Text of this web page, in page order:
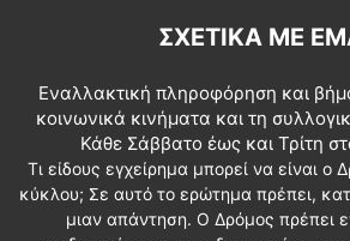
ΣΧΕΤΙΚΆ ΜΕ
Εναλλακτική πληροφόρηση και
κοινωνικά κινήματα και τη
Κάθε Σάββατο έως και Τρίτη
Τι είδους εγχείρημα μπορεί να είναι ο
κύκλου; Σε αυτό το ερώτημα πρέπει,
μιαν απάντηση. Ο Δρόμος πρέπει